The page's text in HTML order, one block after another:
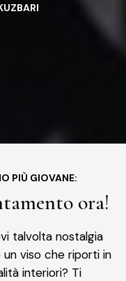
PIÙ GIOVANE:
ora!
talvolta nostalgia
viso che riporti in
interiori? Ti